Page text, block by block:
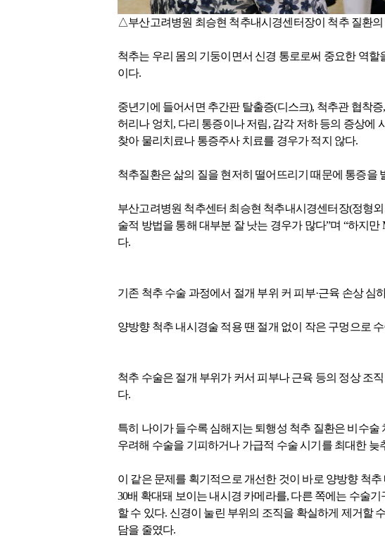
​△부산고려병원 최승현 척추내시경센터장이 척추 질환
척추는 우리 몸의 기둥이면서 신경 통로로써 중요한 역
이다.
중년기에 들어서면 추간판 탈출증(디스크), 척추관 협착
허리나 엉치, 다리 통증이나 저림, 감각 저하 등의 증상
찾아 물리치료나 통증주사 치료를 경우가 적지 않다.
척추질환은 삶의 질을 현저히 떨어뜨리기 때문에 통증을
부산고려병원 척추센터 최승현 척추내시경센터장(정형
술적 방법을 통해 대부분 잘 낫는 경우가 많다”며 “하지
다.
기존 척추 수술 과정에서 절개 부위 커 피부·근육 손상 심
양방향 척추 내시경술 적용 땐 절개 없이 작은 구멍으로
척추 수술은 절개 부위가 커서 피부나 근육 등의 정상 조
다.
특히 나이가 들수록 심해지는 퇴행성 척추 질환은 비수
우려해 수술을 기피하거나 가급적 수술 시기를 최대한 늦
이 같은 문제를 획기적으로 개선한 것이 바로 양방향 척추
30배 확대돼 보이는 내시경 카메라를, 다른 쪽에는 수술
할 수 있다. 신경이 눌린 부위의 조직을 확실하게 제거할
담을 줄였다.